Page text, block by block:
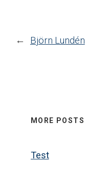
← Björn Lundén
MORE POSTS
Test